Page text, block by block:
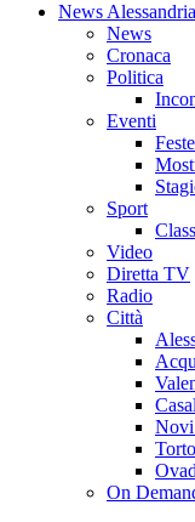
News Alessandria
News
Cronaca
Politica
Eventi
Sport
Video
Diretta TV
Radio
Città
On